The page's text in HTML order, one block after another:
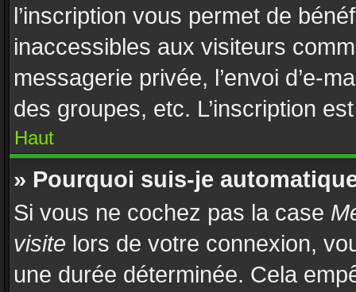
l’inscription vous permet de
inaccessibles aux visiteurs
messagerie privée, l’envoi d’e-
des groupes, etc. L’inscription
Haut
» Pourquoi suis-je
Si vous ne cochez pas la case
visite lors de votre connexion,
une durée déterminée. Cela